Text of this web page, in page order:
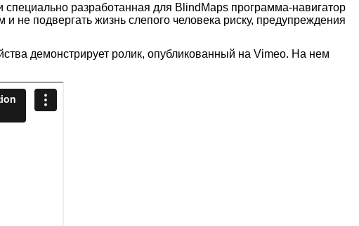
разработанная для BlindMaps программа-навигатор
не подвергать жизнь слепого человека риску, предупреждения
демонстрирует ролик, опубликованный на Vimeo. На нем